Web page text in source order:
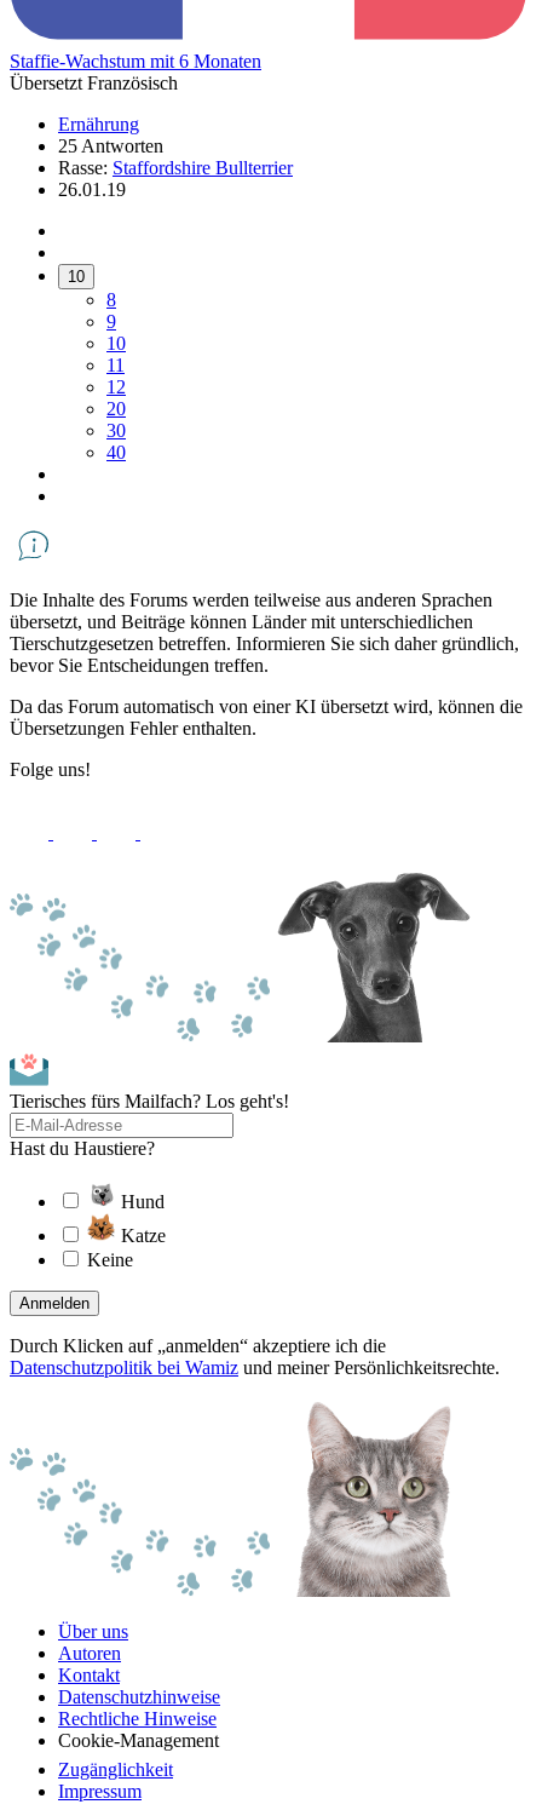
Staffie-Wachstum mit 6 Monaten
Übersetzt Französisch
Ernährung
25 Antworten
Rasse: Staffordshire Bullterrier
26.01.19
10
8
9
10
11
12
20
30
40
Die Inhalte des Forums werden teilweise aus anderen Sprachen
übersetzt, und Beiträge können Länder mit unterschiedlichen
Tierschutzgesetzen betreffen. Informieren Sie sich daher gründlich,
bevor Sie Entscheidungen treffen.
Da das Forum automatisch von einer KI übersetzt wird, können die
Übersetzungen Fehler enthalten.
Folge uns!
Tierisches fürs Mailfach? Los geht's!
Hast du Haustiere?
Hund
Katze
Keine
Anmelden
Durch Klicken auf „anmelden“ akzeptiere ich die
Datenschutzpolitik bei Wamiz und meiner Persönlichkeitsrechte.
Über uns
Autoren
Kontakt
Datenschutzhinweise
Rechtliche Hinweise
Cookie-Management
Zugänglichkeit
Impressum